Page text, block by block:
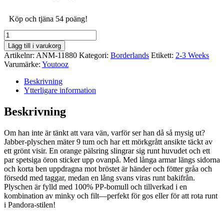
Köp och tjäna 54 poäng!
Borderlands
Plush
Figure
Jabber
mängd
Lägg till i varukorg
Artikelnr: ANM-11880 Kategori: Borderlands Etikett: 2-3 Weeks
Varumärke: Youtooz
Beskrivning
Ytterligare information
Beskrivning
Om han inte är tänkt att vara vän, varför ser han då så mysig ut?
Jabber-plyschen mäter 9 tum och har ett mörkgrått ansikte täckt av
ett grönt visir. En orange pälsring slingrar sig runt huvudet och ett
par spetsiga öron sticker upp ovanpå. Med långa armar längs sidorna
och korta ben uppdragna mot bröstet är händer och fötter gråa och
försedd med taggar, medan en lång svans viras runt bakifrån.
Plyschen är fylld med 100% PP-bomull och tillverkad i en
kombination av minky och filt—perfekt för gos eller för att rota runt
i Pandora-stilen!